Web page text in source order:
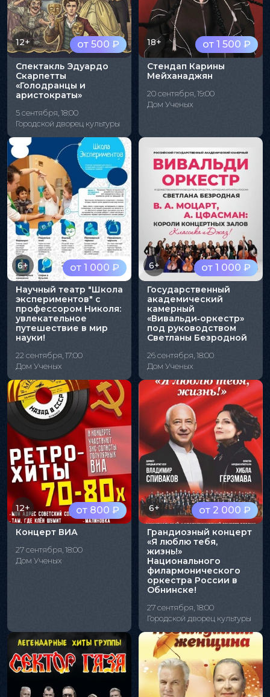
от 500 ₽
12+
Спектакль Эдуардо
Скарпетты
«Голодранцы и
аристократы»
5 сентября, 18:00
Городской дворец культуры
от 1 500 ₽
18+
Стендап Карины
Мейханаджян
20 сентября, 19:00
Дом Ученых
от 1 000 ₽
6+
Научный театр "Школа
экспериментов" с
профессором Николя:
увлекательное
путешествие в мир
науки!
22 сентября, 17:00
Дом Ученых
от 1 000 ₽
6+
Государственный
академический
камерный
«Вивальди‑оркестр»
под руководством
Светланы Безродной
26 сентября, 18:00
Дом Ученых
от 800 ₽
12+
Концерт ВИА
27 сентября, 18:00
Дом Ученых
от 2 000 ₽
6+
Грандиозный концерт
«Я люблю тебя,
жизнь!»
Национального
филармонического
оркестра России в
Обнинске!
27 сентября, 18:00
Городской дворец культуры